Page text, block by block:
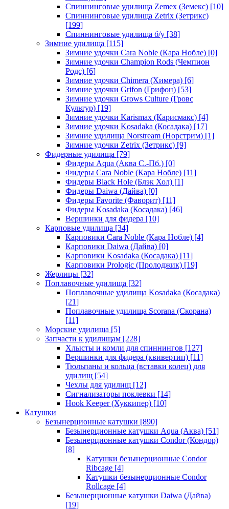
Спиннинговые удилища Zemex (Земекс) [10]
Спиннинговые удилища Zetrix (Зетрикс)
[199]
Спиннинговые удилища б/у [38]
Зимние удилища [115]
Зимние удочки Cara Noble (Кара Нобле) [0]
Зимние удочки Champion Rods (Чемпион
Родс) [6]
Зимние удочки Chimera (Химера) [6]
Зимние удочки Grifon (Грифон) [53]
Зимние удочки Grows Culture (Гровс
Культур) [19]
Зимние удочки Karismax (Карисмакс) [4]
Зимние удочки Kosadaka (Косадака) [17]
Зимние удилища Norstream (Норстрим) [1]
Зимние удочки Zetrix (Зетрикс) [9]
Фидерные удилища [79]
Фидеры Aqua (Аква С.-Пб.) [0]
Фидеры Cara Noble (Кара Нобле) [11]
Фидеры Black Hole (Блэк Хол) [1]
Фидеры Daiwa (Дайва) [0]
Фидеры Favorite (Фаворит) [11]
Фидеры Kosadaka (Косадака) [46]
Вершинки для фидера [10]
Карповые удилища [34]
Карповики Cara Noble (Кара Нобле) [4]
Карповики Daiwa (Дайва) [0]
Карповики Kosadaka (Косадака) [11]
Карповики Prologic (Пролоджик) [19]
Жерлицы [32]
Поплавочные удилища [32]
Поплавочные удилища Kosadaka (Косадака)
[21]
Поплавочные удилища Scorana (Скорана)
[11]
Морские удилища [5]
Запчасти к удилищам [228]
Хлысты и комли для спиннингов [127]
Вершинки для фидера (квивертип) [11]
Тюльпаны и кольца (вставки колец) для
удилищ [54]
Чехлы для удилищ [12]
Сигнализаторы поклевки [14]
Hook Keeper (Хуккипер) [10]
Катушки
Безынерционные катушки [890]
Безынерционные катушки Aqua (Аква) [51]
Безынерционные катушки Condor (Кондор)
[8]
Катушки безынерционные Condor
Ribcage [4]
Катушки безынерционные Condor
Rollcage [4]
Безынерционные катушки Daiwa (Дайва)
[19]